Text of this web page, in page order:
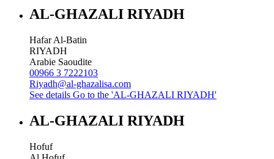
AL-GHAZALI RIYADH
Hafar Al-Batin
RIYADH
Arabie Saoudite
00966 3 7222103
Riyadh@al-ghazalisa.com
See details Go to the 'AL-GHAZALI RIYADH'
AL-GHAZALI RIYADH
Hofuf